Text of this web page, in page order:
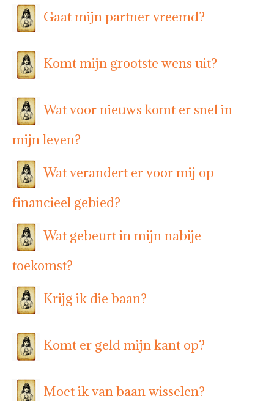
Gaat mijn partner vreemd?
Komt mijn grootste wens uit?
Wat voor nieuws komt er snel in
mijn leven?
Wat verandert er voor mij op
financieel gebied?
Wat gebeurt in mijn nabije
toekomst?
Krijg ik die baan?
Komt er geld mijn kant op?
Moet ik van baan wisselen?